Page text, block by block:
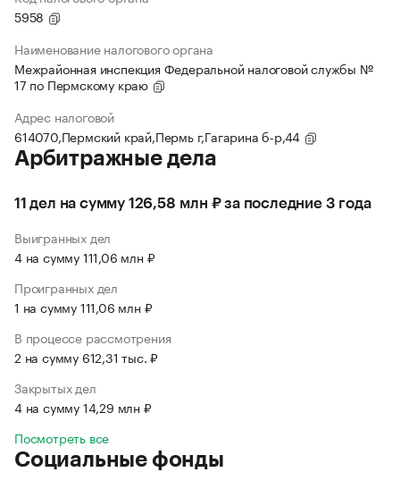
5958
Наименование налогового органа
Межрайонная инспекция Федеральной налоговой службы №
17 по Пермскому краю
Адрес налоговой
614070,Пермский край,Пермь г,Гагарина б-р,44
Арбитражные дела
11 дел на сумму 126,58 млн ₽ за последние 3 года
Выигранных дел
4 на сумму 111,06 млн ₽
Проигранных дел
1 на сумму 111,06 млн ₽
В процессе рассмотрения
2 на сумму 612,31 тыс. ₽
Закрытых дел
4 на сумму 14,29 млн ₽
Посмотреть все
Социальные фонды